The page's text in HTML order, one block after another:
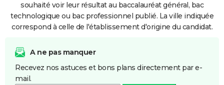
souhaité voir leur résultat au baccalauréat général, bac
technologique ou bac professionnel publié. La ville indiquée
correspond à celle de l'établissement d'origine du candidat.
A ne pas manquer
Recevez nos astuces et bons plans directement par e-
mail.